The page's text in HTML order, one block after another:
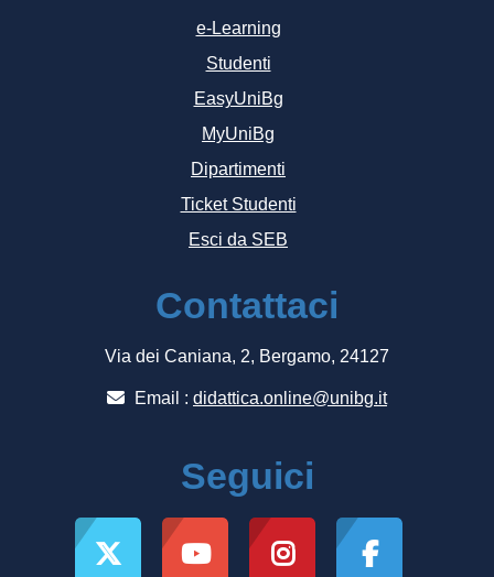
e-Learning
Studenti
EasyUniBg
MyUniBg
Dipartimenti
Ticket Studenti
Esci da SEB
Contattaci
Via dei Caniana, 2, Bergamo, 24127
Email : didattica.online@unibg.it
Seguici